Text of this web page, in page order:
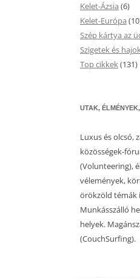
Kelet-Ázsia (6)
Kelet-Európa
Szép kártya az
Szigetek és
Top cikkek(131)
UTAK,
Luxus és olcsó,
közösségek-
(Volunteering),
vélemények,
örökzöld témák
Munkásszálló
helyek.
(CouchSurfing).